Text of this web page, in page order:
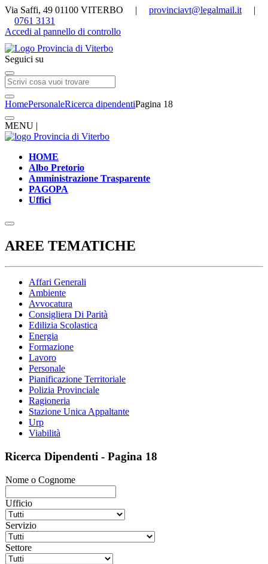
Via Saffi, 49 01100 VITERBO | provinciavt@legalmail.it |
0761 3131
Accedi al pannello di controllo
Seguici su
HomePersonaleRicerca dipendentiPagina 18
MENU |
HOME
Albo Pretorio
Amministrazione Trasparente
PAGOPA
Uffici
AREE TEMATICHE
Affari Generali
Ambiente
Avvocatura
Consigliera Di Parità
Edilizia Scolastica
Energia
Formazione
Lavoro
Personale
Pianificazione Territoriale
Polizia Provinciale
Ragioneria
Stazione Unica Appaltante
Urp
Viabilità
Ricerca Dipendenti - Pagina 18
Nome o Cognome
Ufficio
Servizio
Settore